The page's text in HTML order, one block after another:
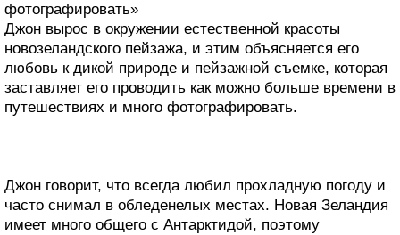
фотографировать»
Джон вырос в окружении естественной красоты
новозеландского пейзажа, и этим объясняется его
любовь к дикой природе и пейзажной съемке, которая
заставляет его проводить как можно больше времени в
путешествиях и много фотографировать.
Джон говорит, что всегда любил прохладную погоду и
часто снимал в обледенелых местах. Новая Зеландия
имеет много общего с Антарктидой, поэтому